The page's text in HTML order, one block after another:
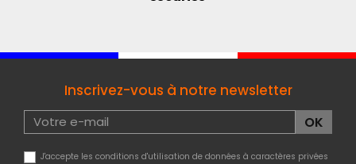
Inscrivez-vous à notre newsletter
J'accepte les conditions d'utilisation de données à caractères privées